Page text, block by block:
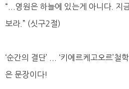
“...영원은 하늘에 있는게 아니다. 지
보라.” (싯구2절)
‘순간의 결단’ ... ‘키에르케고오르’철
은 문장이다!